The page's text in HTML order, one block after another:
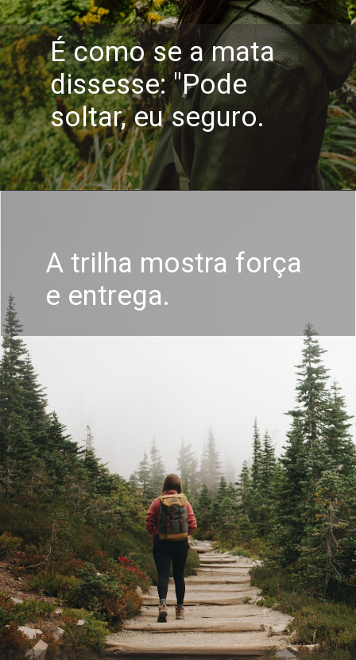
É como se a mata
dissesse: "Pode
soltar, eu seguro.
A trilha mostra força
e entrega.